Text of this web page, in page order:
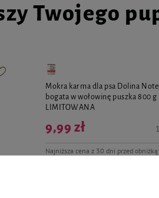
Twojego
Mokra karma dla psa Dolina
bogata w wołowinę puszka 800 g
LIMITOWANA
Najniższa cena z 30 dni przed obniżką
9,99 zł